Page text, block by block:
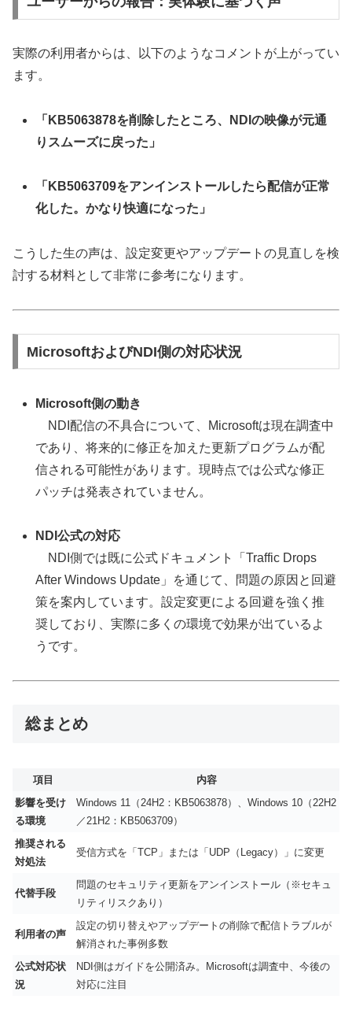
実際の利用者からは、以下のようなコメントが上がってい
ます。
「KB5063878を削除したところ、NDIの映像が元通
りスムーズに戻った」
「KB5063709をアンインストールしたら配信が正常
化した。かなり快適になった」
こうした生の声は、設定変更やアップデートの見直しを検
討する材料として非常に参考になります。
MicrosoftおよびNDI側の対応状況
Microsoft側の動き
NDI配信の不具合について、Microsoftは現在調査中
であり、将来的に修正を加えた更新プログラムが配
信される可能性があります。現時点では公式な修正
パッチは発表されていません。
NDI公式の対応
NDI側では既に公式ドキュメント「Traffic Drops
After Windows Update」を通じて、問題の原因と回避
策を案内しています。設定変更による回避を強く推
奨しており、実際に多くの環境で効果が出ているよ
うです。
総まとめ
項目
内容
影響を受け
る環境
Windows 11（24H2：KB5063878）、Windows 10（22H2
／21H2：KB5063709）
推奨される
対処法
受信方式を「TCP」または「UDP（Legacy）」に変更
代替手段
問題のセキュリティ更新をアンインストール（※セキュ
リティリスクあり）
利用者の声
設定の切り替えやアップデートの削除で配信トラブルが
解消された事例多数
公式対応状
況
NDI側はガイドを公開済み。Microsoftは調査中、今後の
対応に注目